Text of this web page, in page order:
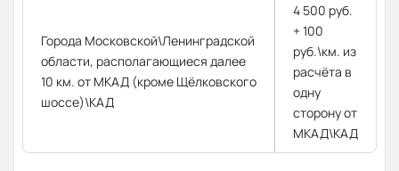
Города Московской\Ленинградской
области, располагающиеся далее
10 км. от МКАД (кроме Щёлковского
шоссе)\КАД
4 500 руб.
+ 100
руб.\км. из
расчёта в
одну
сторону от
МКАД\КАД